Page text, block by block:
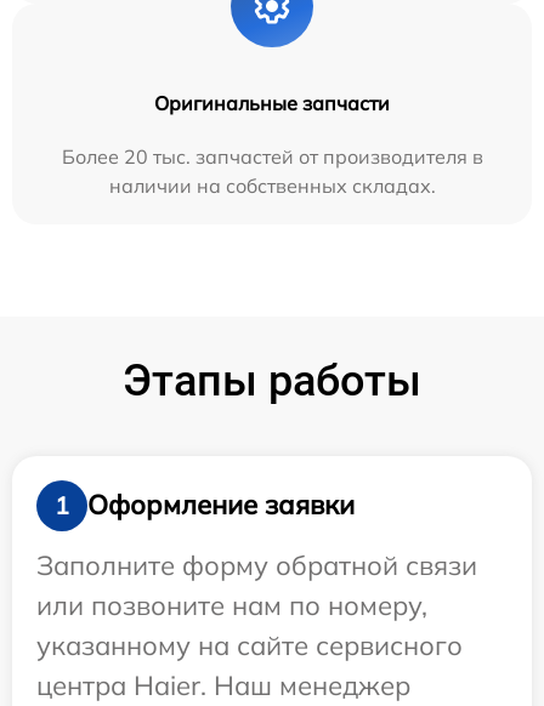
Оригинальные запчасти
Более 20 тыс. запчастей от производителя в
наличии на собственных складах.
Этапы работы
1
Оформление заявки
Заполните форму обратной связи
или позвоните нам по номеру,
указанному на сайте сервисного
центра Haier. Наш менеджер